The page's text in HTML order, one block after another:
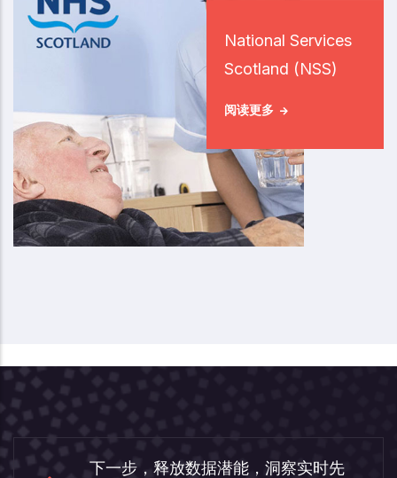
National Services
Scotland (NSS)
阅读更多
下一步，释放数据潜能，洞察实时先